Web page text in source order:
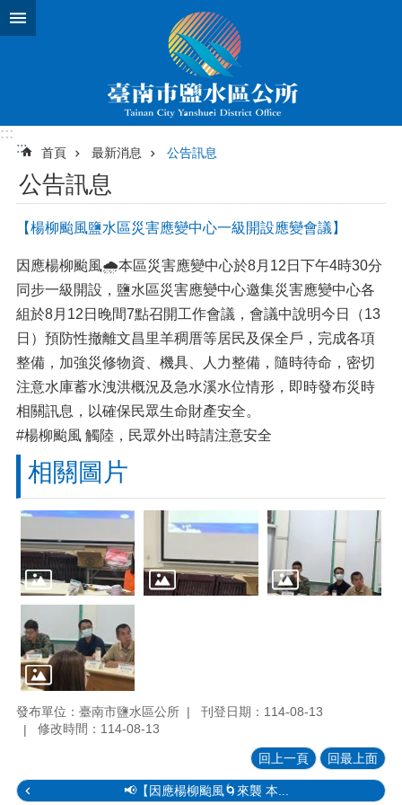
跳到主要內容區塊
:::
:::
首頁 最新消息 公告訊息
公告訊息
【楊柳颱風鹽水區災害應變中心一級開設應變會議】
因應楊柳颱風🌧️本區災害應變中心於8月12日下午4時30分
同步一級開設，鹽水區災害應變中心邀集災害應變中心各
組於8月12日晚間7點召開工作會議，會議中說明今日（13
日）預防性撤離文昌里羊稠厝等居民及保全戶，完成各項
整備，加強災修物資、機具、人力整備，隨時待命，密切
注意水庫蓄水洩洪概況及急水溪水位情形，即時發布災時
相關訊息，以確保民眾生命財產安全。
#楊柳颱風 觸陸，民眾外出時請注意安全
相關圖片
發布單位：臺南市鹽水區公所
刊登日期：114-08-13
修改時間：114-08-13
回上一頁 回最上面
📢【因應楊柳颱風🌀來襲 本...